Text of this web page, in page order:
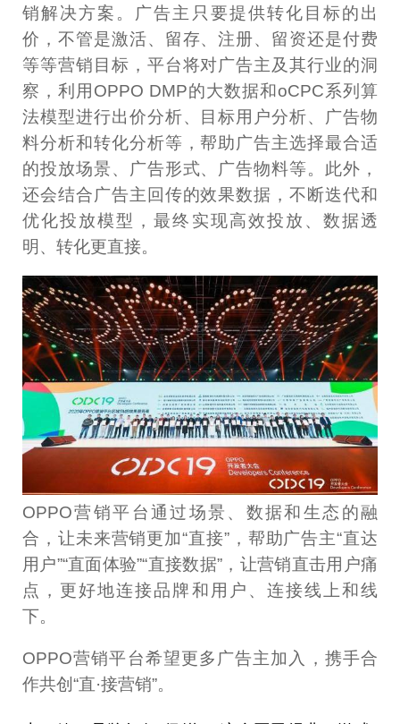
销解决方案。广告主只要提供转化目标的出
价，不管是激活、留存、注册、留资还是付费
等等营销目标，平台将对广告主及其行业的洞
察，利用OPPO DMP的大数据和oCPC系列算
法模型进行出价分析、目标用户分析、广告物
料分析和转化分析等，帮助广告主选择最合适
的投放场景、广告形式、广告物料等。此外，
还会结合广告主回传的效果数据，不断迭代和
优化投放模型，最终实现高效投放、数据透
明、转化更直接。
OPPO营销平台通过场景、数据和生态的融
合，让未来营销更加“直接”，帮助广告主“直达
用户”“直面体验”“直接数据”，让营销直击用户痛
点，更好地连接品牌和用户、连接线上和线
下。
OPPO营销平台希望更多广告主加入，携手合
作共创“直·接营销”。